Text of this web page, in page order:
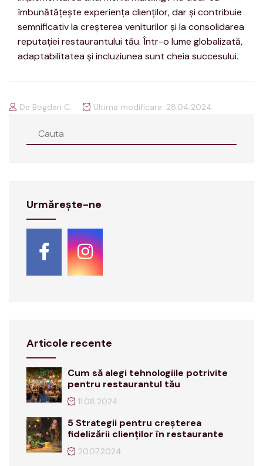
îmbunătățește experiența clienților, dar și contribuie
semnificativ la creșterea veniturilor și la consolidarea
reputației restaurantului tău. Într-o lume globalizată,
adaptabilitatea și incluziunea sunt cheia succesului.
De Bogdan C. Ultima modificare: 28.04.2024
Urmărește-ne
Articole recente
Cum să alegi tehnologiile potrivite
pentru restaurantul tău
11.08.2024
5 Strategii pentru creșterea
fidelizării clienților în restaurante
20.07.2024